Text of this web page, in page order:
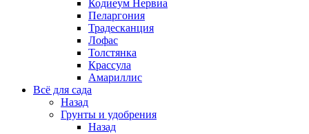
Кодиеум Нервиа
Пеларгония
Традесканция
Лофас
Толстянка
Крассула
Амариллис
Всё для сада
Назад
Грунты и удобрения
Назад